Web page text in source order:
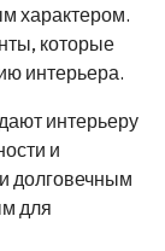
характером.
которые
интерьера.
интерьеру
и
долговечным
для